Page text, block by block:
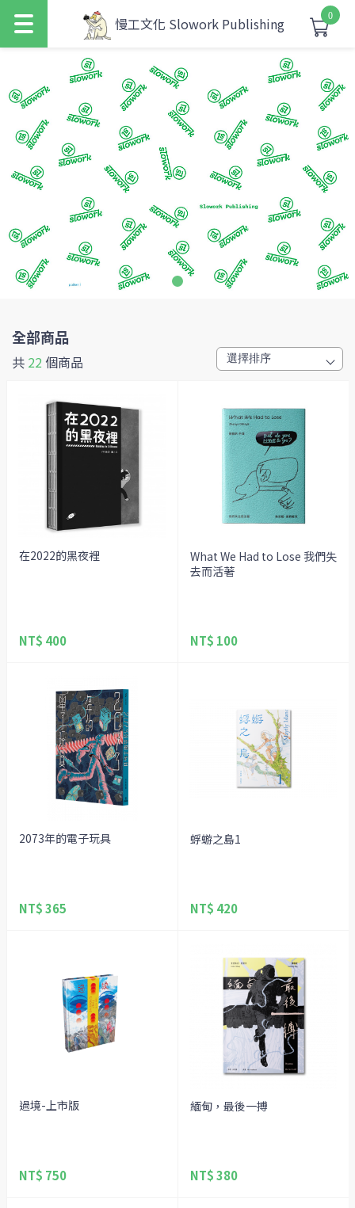
慢工文化 Slowork Publishing 0
全部商品
共 22 個商品
在2022的黑夜裡
NT$ 400
What We Had to Lose 我們失
去而活著
NT$ 100
2073年的電子玩具
NT$ 365
蜉蝣之島1
NT$ 420
過境-上市版
NT$ 750
緬甸，最後一搏
NT$ 380